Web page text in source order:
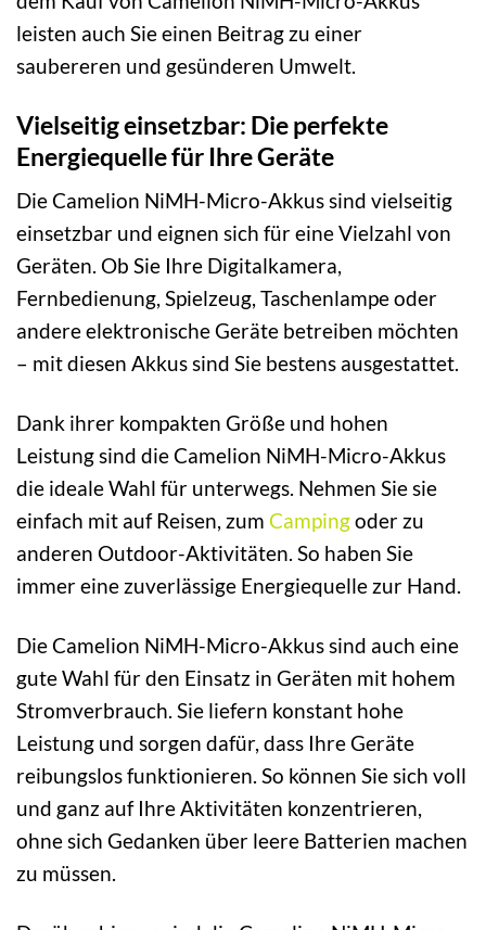
leisten auch Sie einen Beitrag zu einer
saubereren und gesünderen Umwelt.
Vielseitig einsetzbar: Die perfekte
Energiequelle für Ihre Geräte
Die Camelion NiMH-Micro-Akkus sind vielseitig
einsetzbar und eignen sich für eine Vielzahl von
Geräten. Ob Sie Ihre Digitalkamera,
Fernbedienung, Spielzeug, Taschenlampe oder
andere elektronische Geräte betreiben möchten
– mit diesen Akkus sind Sie bestens ausgestattet.
Dank ihrer kompakten Größe und hohen
Leistung sind die Camelion NiMH-Micro-Akkus
die ideale Wahl für unterwegs. Nehmen Sie sie
einfach mit auf Reisen, zum Campingoder zu
anderen Outdoor-Aktivitäten. So haben Sie
immer eine zuverlässige Energiequelle zur Hand.
Die Camelion NiMH-Micro-Akkus sind auch eine
gute Wahl für den Einsatz in Geräten mit hohem
Stromverbrauch. Sie liefern konstant hohe
Leistung und sorgen dafür, dass Ihre Geräte
reibungslos funktionieren. So können Sie sich voll
und ganz auf Ihre Aktivitäten konzentrieren,
ohne sich Gedanken über leere Batterien machen
zu müssen.